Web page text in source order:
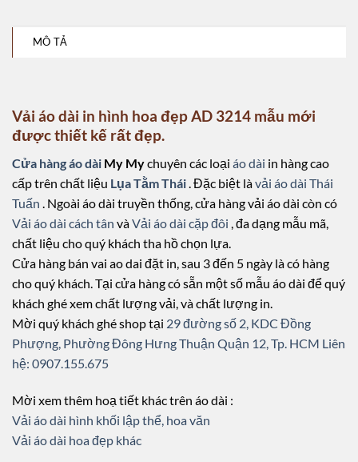
MÔ TẢ
Vải áo dài in hình hoa đẹp AD 3214 mẫu mới
được thiết kế rất đẹp.
Cửa hàng áo dài My Mychuyên các loại áo dài in hàng cao
cấp trên chất liệu Lụa Tằm Thái. Đặc biệt làvải áo dài Thái
Tuấn . Ngoài áo dài truyền thống, cửa hàng vải áo dài còn có
Vải áo dài cách tân vàVải áo dài cặp đôi , đa dạng mẫu mã,
chất liệu cho quý khách tha hồ chọn lựa.
Cửa hàng bán vai ao dai đặt in, sau 3 đến 5 ngày là có hàng
cho quý khách. Tại cửa hàng có sẵn một số mẫu áo dài để quý
khách ghé xem chất lượng vải, và chất lượng in.
Mời quý khách ghé shop tại 29 đường số 2, KDC Đồng
Phượng, Phường Đông Hưng Thuận Quận 12, Tp. HCM Liên
hệ: 0907.155.675
Mời xem thêm hoạ tiết khác trên áo dài :
Vải áo dài hình khối lập thể, hoa văn
Vải áo dài hoa đẹp khác